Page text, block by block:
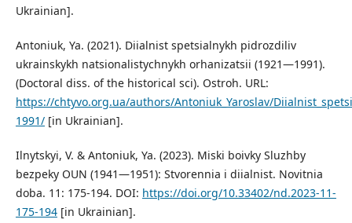
Ukrainian].
Antoniuk, Ya. (2021). Diialnist spetsialnykh pidrozdiliv
ukrainskykh natsionalistychnykh orhanizatsii (1921—1991).
(Doctoral diss. of the historical sci). Ostroh. URL:
https://chtyvo.org.ua/authors/Antoniuk_Yaroslav/
1991/[in Ukrainian].
Ilnytskyi, V. & Antoniuk, Ya. (2023). Miski boivky Sluzhby
bezpeky OUN (1941—1951): Stvorennia i diialnist. Novitnia
doba. 11: 175-194. DOI: https://doi.org/10.33402/nd.2023-11-
175-194[in Ukrainian].